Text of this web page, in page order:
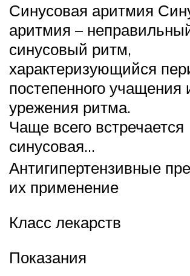
Синусовая аритмия
аритмия –
синусовый ритм,
характеризующийся
постепенного учащения
урежения ритма.
Чаще всего встречается
синусовая…
Антигипертензивные
их применение
Класс лекарств
Показания